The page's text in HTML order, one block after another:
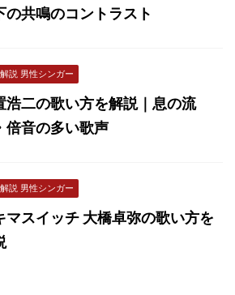
の共鳴のコントラスト
説 男性シンガー
浩二の歌い方を解説｜息の流
倍音の多い歌声
説 男性シンガー
マスイッチ 大橋卓弥の歌い方を